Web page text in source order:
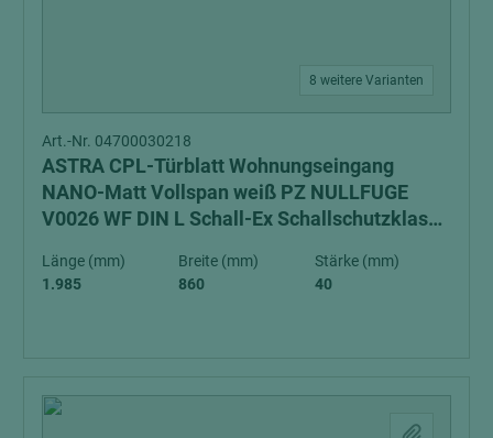
8 weitere Varianten
Art.-Nr. 04700030218
ASTRA CPL-Türblatt Wohnungseingang
NANO-Matt Vollspan weiß PZ NULLFUGE
V0026 WF DIN L Schall-Ex Schallschutzklasse
Länge (mm)
1.985
Breite (mm)
860
Stärke (mm)
40